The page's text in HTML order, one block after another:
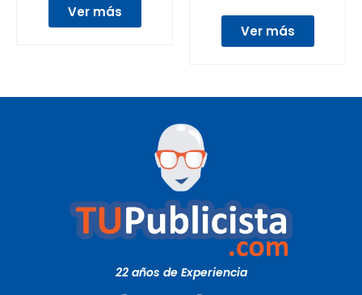
Ver más
Ver más
22 años de Experiencia